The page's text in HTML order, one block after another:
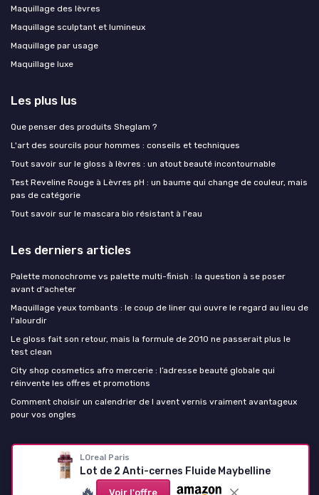
LOreal Paris
Lot de 2 Anti-cernes Fluide Maybelline
Voir l'offre
Maquillage des lèvres
Maquillage sculptant et lumineux
Maquillage par usage
Maquillage luxe
Les plus lus
Que penser des produits Sheglam ?
L'art des sourcils pour hommes : conseils et techniques
Tout savoir sur le gloss à lèvres : un atout beauté incontournable
Test Reveline Rouge à Lèvres pH : un baume qui change de couleur, mais
pas de catégorie
Tout savoir sur le mascara bio résistant à l'eau
Les derniers articles
Palette monochrome vs palette multi-finish : la question à se poser
avant d'acheter
Maquillage yeux tombants : le coup de liner qui ouvre le regard au lieu de
l'alourdir
Le gloss fait son retour, mais la formule de 2010 ne passerait plus le
test clean
City shop cosmetics afro mercerie : l’adresse beauté globale qui
réinvente les offres et promotions
Comment choisir un calendrier de l avent vernis vraiment avantageux
pour vos ongles
Palette maquillage